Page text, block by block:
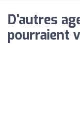
D'autres
pourraient